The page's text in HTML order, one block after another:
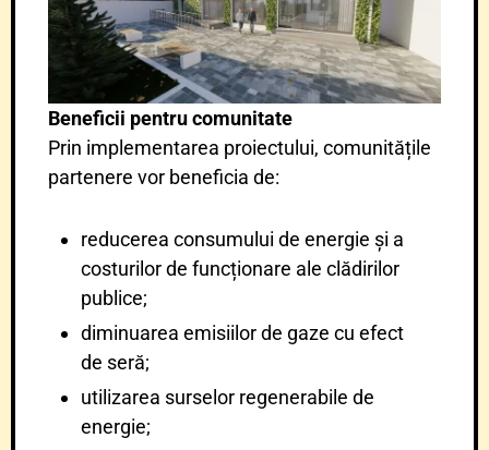
Beneficii pentru comunitate
Prin implementarea proiectului, comunitățile
partenere vor beneficia de:
reducerea consumului de energie și a
costurilor de funcționare ale clădirilor
publice;
diminuarea emisiilor de gaze cu efect
de seră;
utilizarea surselor regenerabile de
energie;